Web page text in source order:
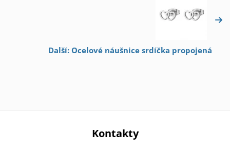
Další: Ocelové náušnice srdíčka propojená
Kontakty